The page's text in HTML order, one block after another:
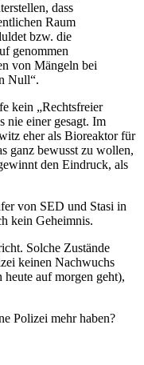
dass
Raum
bzw. die
genommen
von Mängeln bei
Null“.
kein „Rechtsfreier
nie einer gesagt. Im
eher als Bioreaktor für
ganz bewusst zu wollen,
den Eindruck, als
von SED und Stasi in
kein Geheimnis.
Solche Zustände
keinen Nachwuchs
auf morgen geht),
Polizei mehr haben?